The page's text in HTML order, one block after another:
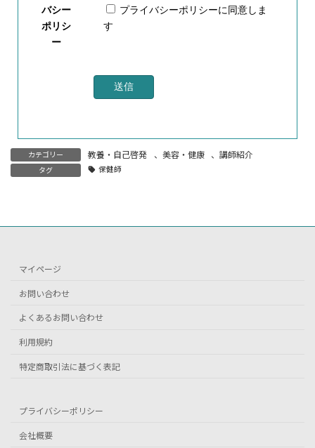
バシー
ポリシ
ー
プライバシーポリシーに同意しま
す
カテゴリー 教養・自己啓発 、 美容・健康 、講師紹介
タグ 保健師
マイページ
お問い合わせ
よくあるお問い合わせ
利用規約
特定商取引法に基づく表記
プライバシーポリシー
会社概要